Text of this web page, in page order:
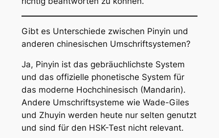
Gibt es Unterschiede zwischen Pinyin und
anderen chinesischen Umschriftsystemen?
Ja, Pinyin ist das gebräuchlichste System
und das offizielle phonetische System für
das moderne Hochchinesisch (Mandarin).
Andere Umschriftsysteme wie Wade-Giles
und Zhuyin werden heute nur selten genutzt
und sind für den HSK-Test nicht relevant.